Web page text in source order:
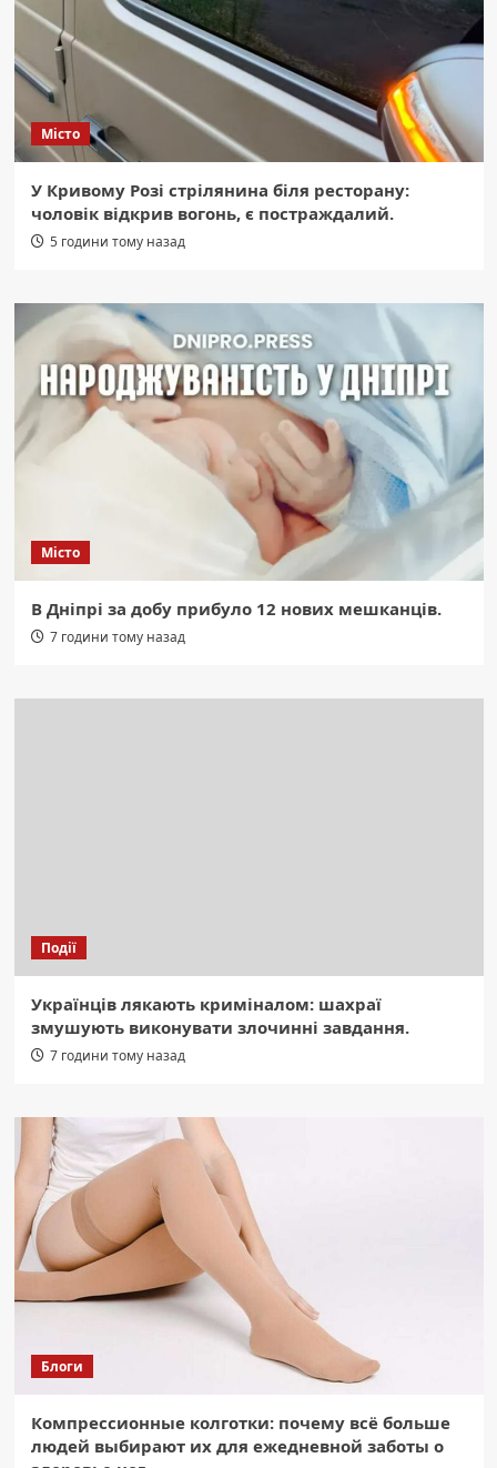
Місто
У Кривому Розі стрілянина біля ресторану:
чоловік відкрив вогонь, є постраждалий.
5 години тому назад
Місто
В Дніпрі за добу прибуло 12 нових мешканців.
7 години тому назад
Події
Українців лякають криміналом: шахраї
змушують виконувати злочинні завдання.
7 години тому назад
Блоги
Компрессионные колготки: почему всё больше
людей выбирают их для ежедневной заботы о